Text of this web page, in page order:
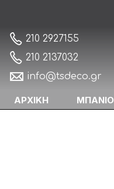
210 2927155
210 2137032
info@tsdeco.gr
ΑΡΧΙΚΗ ΜΠΑΝΙΟ